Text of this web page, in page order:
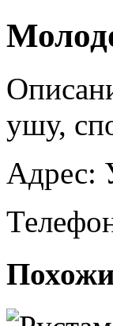
ушу,
Адрес: